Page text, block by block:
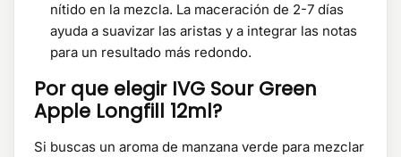
nítido en la mezcla. La maceración de 2-7 días
ayuda a suavizar las aristas y a integrar las notas
para un resultado más redondo.
Por que elegir IVG Sour Green
Apple Longfill 12ml?
Si buscas un aroma de manzana verde para mezclar